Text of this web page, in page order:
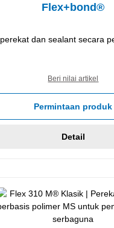
Flex+bond®
perekat dan sealant secara
Beri nilai artikel
Permintaan produk
Detail